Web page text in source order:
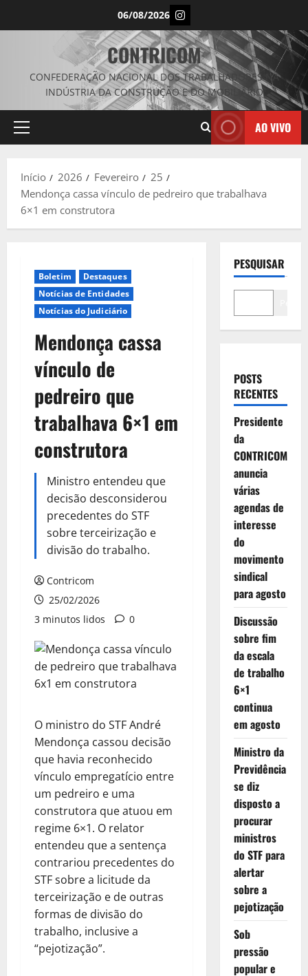
06/08/2026 Instagram
CONTRICOM
CONFEDERAÇÃO NACIONAL DOS TRABALHADORES NA
INDÚSTRIA DA CONSTRUÇÃO E DO MOBILIÁRIO
Menu
AO VIVO
Início 2026 Fevereiro
25
Mendonça cassa vínculo de pedreiro que trabalhava
6×1 em construtora
Boletim
Destaques
Notícias de Entidades
Notícias do Judiciário
Mendonça cassa
vínculo de
pedreiro que
trabalhava 6×1 em
construtora
Ministro entendeu que
decisão desconsiderou
precedentes do STF
sobre terceirização e
divisão do trabalho.
Contricom
25/02/2026
3 minutos lidos
0
O ministro do STF André
Mendonça cassou decisão
que havia reconhecido
vínculo empregatício entre
um pedreiro e uma
construtora que atuou em
regime 6×1. O relator
entendeu que a sentença
contrariou precedentes do
STF sobre a licitude da
terceirização e de outras
formas de divisão do
trabalho, inclusive a
“pejotização”.
PESQUISAR
POSTS
RECENTES
Presidente
da
CONTRICOM
anuncia
várias
agendas de
interesse
do
movimento
sindical
para agosto
Discussão
sobre fim
da escala
de trabalho
6×1
continua
em agosto
Ministro da
Previdência
se diz
disposto a
procurar
ministros
do STF para
alertar
sobre a
pejotização
Sob
pressão
popular e